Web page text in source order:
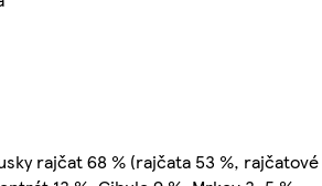
rajčat 68 % (rajčata 53 %, rajčatové